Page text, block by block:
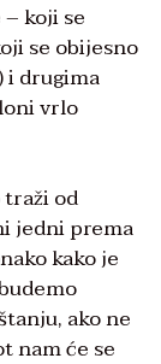
koji se
se obijesno
i drugima
vrlo
traži od
jedni prema
kako je
ako ne
nam će se